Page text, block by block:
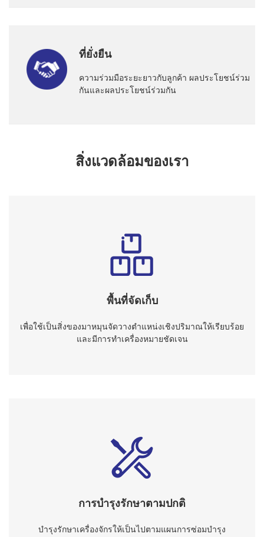
ที่ยั่งยืน
ความร่วมมือระยะยาวกับลูกค้า ผลประโยชน์ร่วม
กันและผลประโยชน์ร่วมกัน
สิ่งแวดล้อมของเรา
พื้นที่จัดเก็บ
เพื่อใช้เป็นสิ่งของมาหมุนจัดวางตำแหน่งเชิงปริมาณให้เรียบร้อย
และมีการทำเครื่องหมายชัดเจน
การบำรุงรักษาตามปกติ
บำรุงรักษาเครื่องจักรให้เป็นไปตามแผนการซ่อมบำรุง